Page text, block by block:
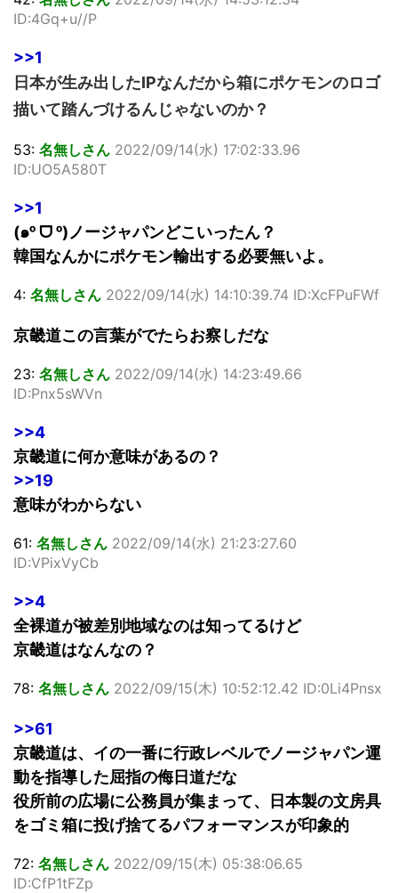
ID:4Gq+u//P
>>1
日本が生み出したIPなんだから箱にポケモンのロゴ
描いて踏んづけるんじゃないのか？
53: 名無しさん 2022/09/14(水) 17:02:33.96
ID:UO5A580T
>>1
(๑ᵒ ᗜ ᵒ)ノージャパンどこいったん？
韓国なんかにポケモン輸出する必要無いよ。
4: 名無しさん 2022/09/14(水) 14:10:39.74 ID:XcFPuFWf
京畿道この言葉がでたらお察しだな
23: 名無しさん 2022/09/14(水) 14:23:49.66
ID:Pnx5sWVn
>>4
京畿道に何か意味があるの？
>>19
意味がわからない
61: 名無しさん 2022/09/14(水) 21:23:27.60
ID:VPixVyCb
>>4
全裸道が被差別地域なのは知ってるけど
京畿道はなんなの？
78: 名無しさん 2022/09/15(木) 10:52:12.42 ID:0Li4Pnsx
>>61
京畿道は、イの一番に行政レベルでノージャパン運
動を指導した屈指の侮日道だな
役所前の広場に公務員が集まって、日本製の文房具
をゴミ箱に投げ捨てるパフォーマンスが印象的
72: 名無しさん 2022/09/15(木) 05:38:06.65
ID:CfP1tFZp